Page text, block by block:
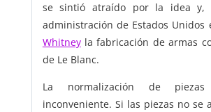
se sintió atraído por la idea y,
administración de Estados Unidos
Whitneyla fabricación de armas
de Le Blanc.
La normalización de
inconveniente. Si las piezas no se